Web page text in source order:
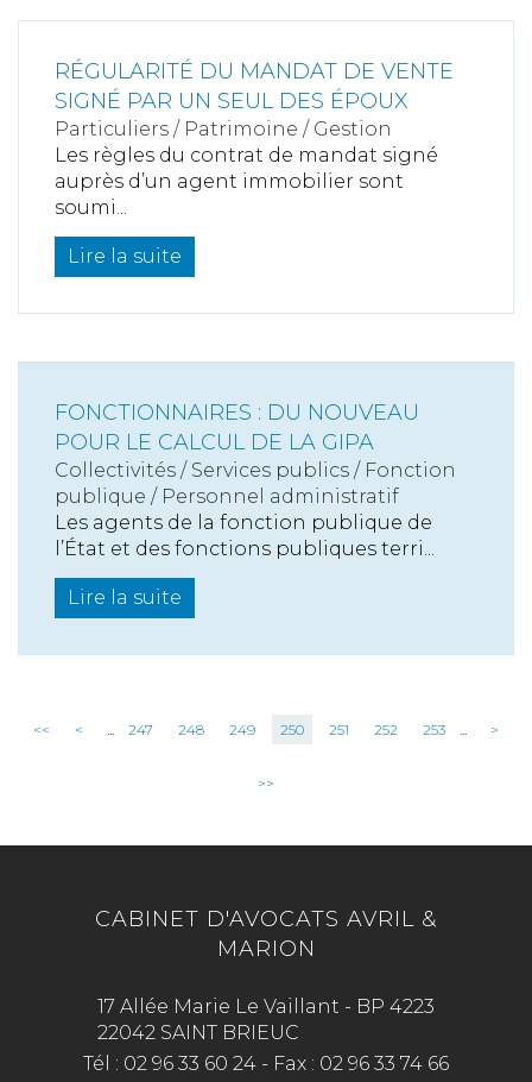
RÉGULARITÉ DU MANDAT DE VENTE
SIGNÉ PAR UN SEUL DES ÉPOUX
Particuliers / Patrimoine / Gestion
Les règles du contrat de mandat signé
auprès d’un agent immobilier sont
soumi...
Lire la suite
FONCTIONNAIRES : DU NOUVEAU
POUR LE CALCUL DE LA GIPA
Collectivités / Services publics / Fonction
publique / Personnel administratif
Les agents de la fonction publique de
l’État et des fonctions publiques terri...
Lire la suite
<< < ... 247 248 249 250 251 252 253 ... >
>>
CABINET D'AVOCATS AVRIL &
MARION
17 Allée Marie Le Vaillant - BP 4223
22042 SAINT BRIEUC
Tél : 02 96 33 60 24 - Fax : 02 96 33 74 66